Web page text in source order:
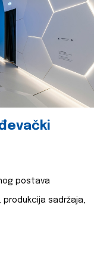
postava
sadržaja,